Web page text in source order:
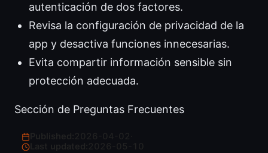
autenticación de dos factores.
Revisa la configuración de privacidad de la
app y desactiva funciones innecesarias.
Evita compartir información sensible sin
protección adecuada.
Sección de Preguntas Frecuentes
Last updated: